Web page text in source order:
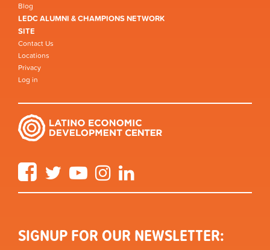
Blog
LEDC ALUMNI & CHAMPIONS NETWORK
SITE
Contact Us
Locations
Privacy
Log in
FacebookTwitter YouTube Instagram
SIGNUP FOR OUR NEWSLETTER: